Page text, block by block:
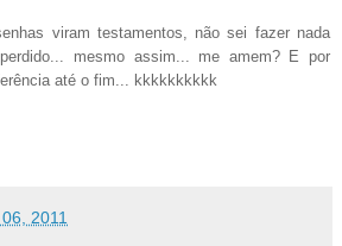
viram testamentos, não sei fazer nada
mesmo assim... me amem? E por
até o fim... kkkkkkkkkk
2011